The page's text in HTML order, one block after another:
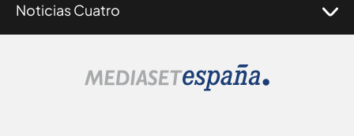
Noticias Cuatro